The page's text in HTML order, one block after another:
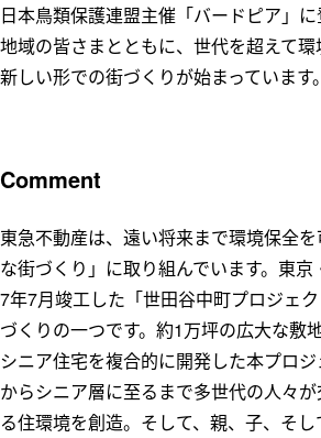
日本鳥類保護連盟主催「バードピア」に
地域の皆さまとともに、世代を超えて環
新しい形での街づくりが始まっています。
Comment
東急不動産は、遠い将来まで環境保全
な街づくり」に取り組んでいます。東
7年7月竣工した「世田谷中町プロジェ
づくりの一つです。約1万坪の広大な敷
シニア住宅を複合的に開発した本プロ
からシニア層に至るまで多世代の人々
る住環境を創造。そして、親、子、そし